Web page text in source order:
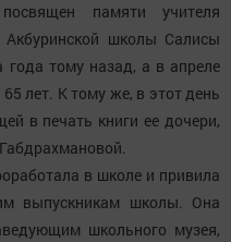
памяти учителя
Акбуринской школы Салисы
года тому назад, а в апреле
лет. К тому же, в этот день
в печать книги ее дочери,
в школе и привила
выпускникам школы. Она
школьного музея,